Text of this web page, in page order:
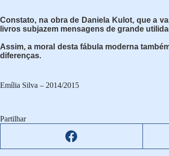
Constato, na obra de Daniela Kulot, que a
livros subjazem mensagens de grande
Assim, a moral desta fábula moderna
diferenças.
Emília Silva – 2014/2015
Partilhar